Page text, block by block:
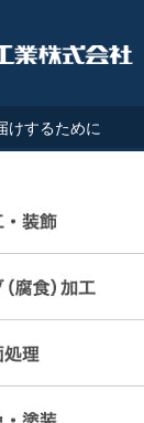
けするために